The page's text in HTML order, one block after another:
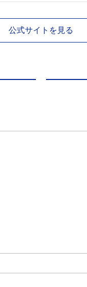
公式サイトを見る